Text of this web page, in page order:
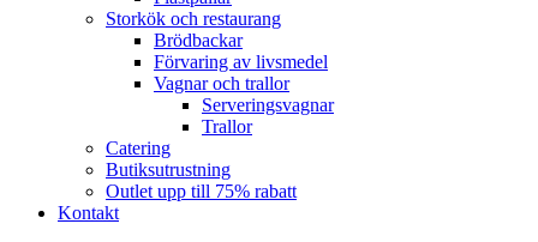
Storkök och restaurang
Brödbackar
Förvaring av livsmedel
Vagnar och trallor
Serveringsvagnar
Trallor
Catering
Butiksutrustning
Outlet upp till 75% rabatt
Kontakt